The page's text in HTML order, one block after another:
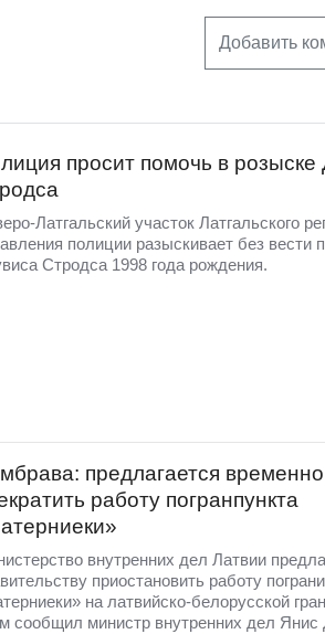
Добавить
просит помочь в розыске
Латгальский участок Латгальского
полиции разыскивает без вести
Стродса 1998 года рождения.
предлагается временно
работу погранпункта
внутренних дел Латвии
приостановить работу
на латвийско-белорусской
сообщил министр внутренних дел Янис